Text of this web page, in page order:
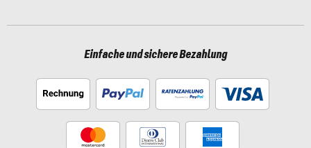
Einfache und sichere Bezahlung